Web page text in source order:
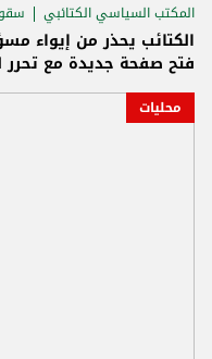
المكتب السياسي الكتائبي
الكتائب يحذر من إيواء
فتح صفحة جديدة مع تحرر
محليات